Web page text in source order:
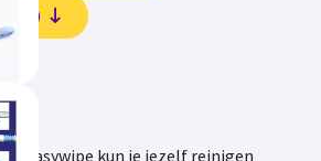
(0)
Easywipe kun je jezelf reinigen